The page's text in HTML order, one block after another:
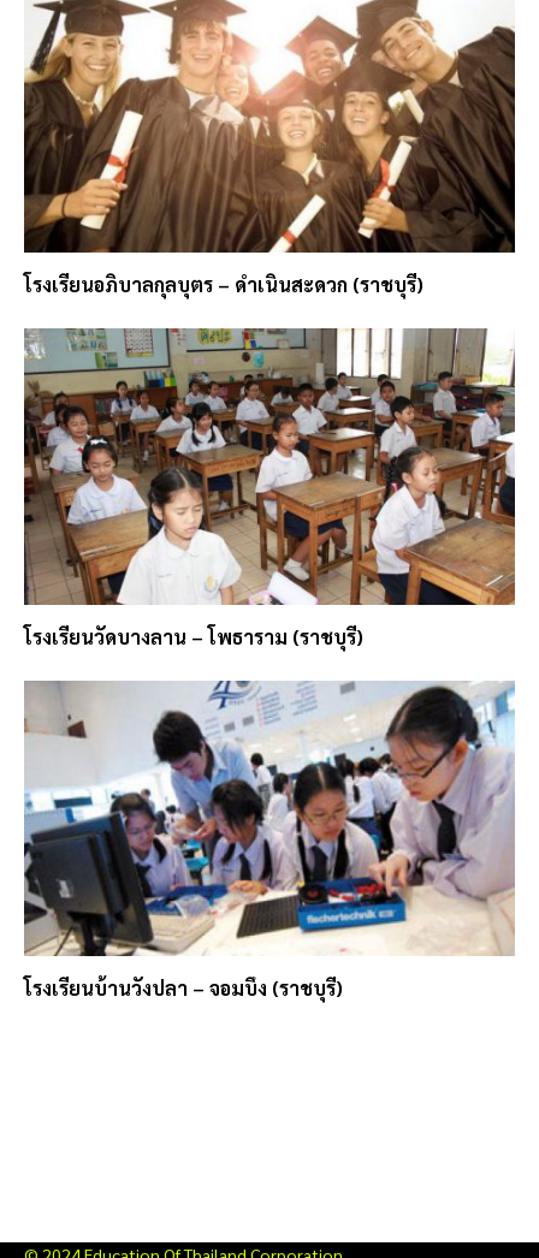
โรงเรียนอภิบาลกุลบุตร – ดำเนินสะดวก (ราชบุรี)
โรงเรียนวัดบางลาน – โพธาราม (ราชบุรี)
โรงเรียนบ้านวังปลา – จอมบึง (ราชบุรี)